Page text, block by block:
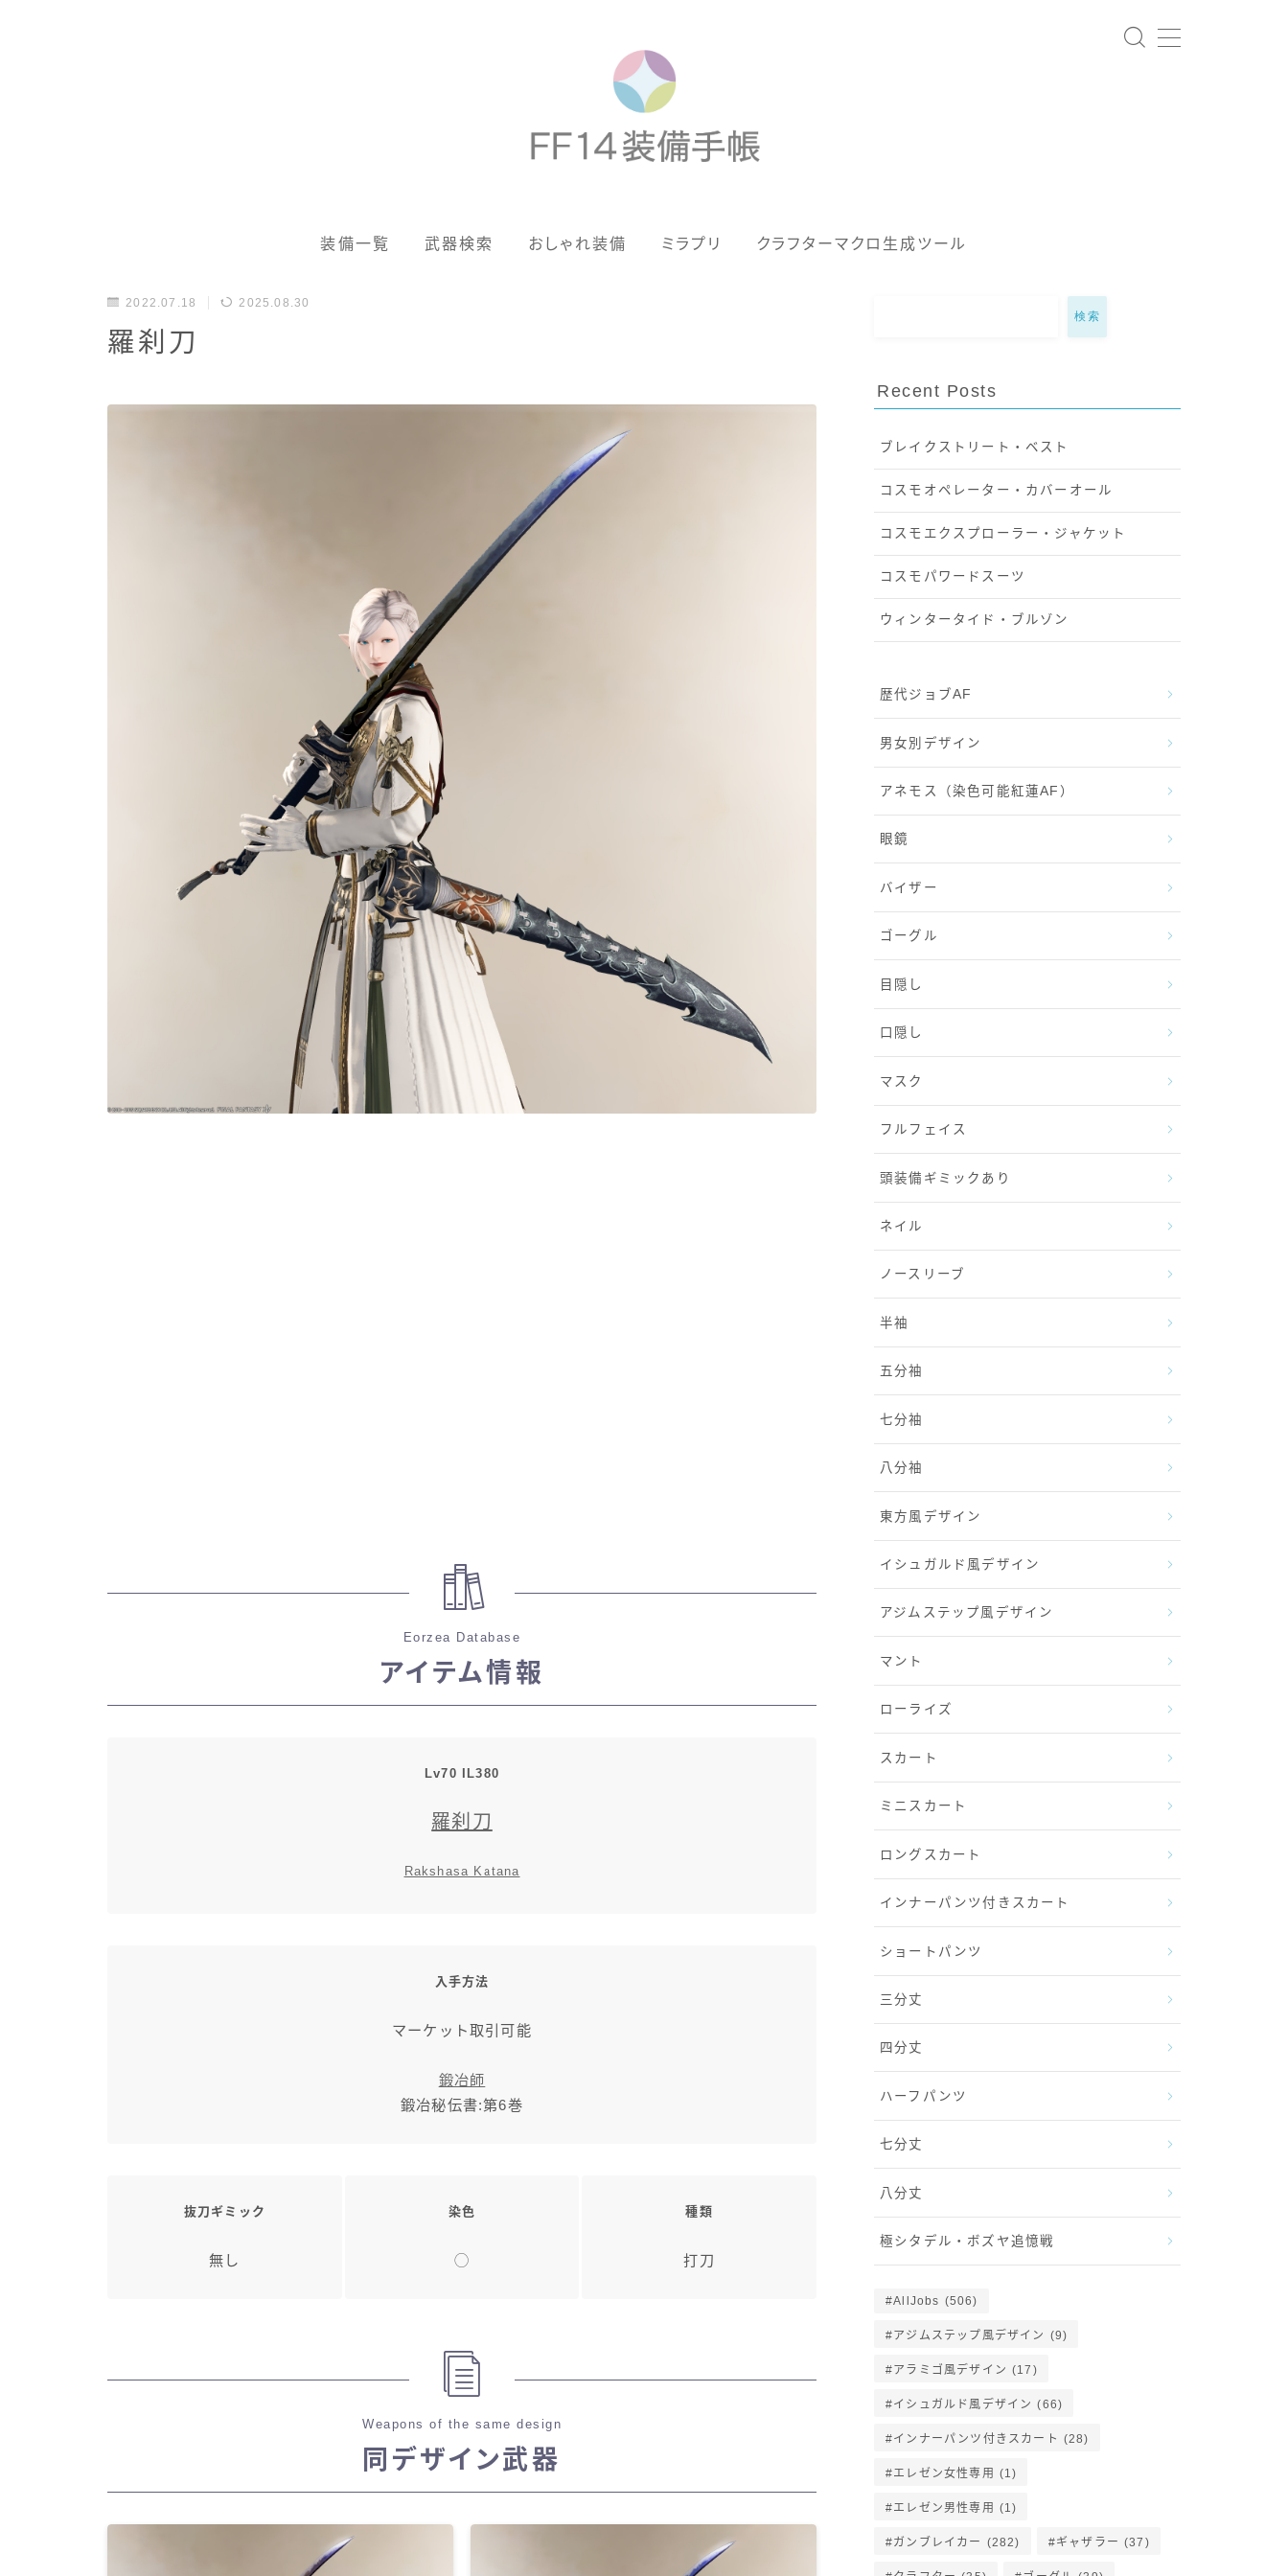
装備一覧 武器検索 おしゃれ装備 ミラプリ クラフターマクロ生成ツール
男女別デザイン
目隠し
半袖
七分袖
八分袖
ショートパンツ
極シタデル・ボズヤ追憶戦
2022.07.18 2025.08.30
羅刹刀
Eorzea Database
アイテム情報
Lv70 IL380
羅刹刀
Rakshasa Katana
入手方法
マーケット取引可能
鍛冶師
鍛冶秘伝書:第6巻
抜刀ギミック
無し
染色
◯
種類
打刀
Weapons of the same design
同デザイン武器
検索
Recent Posts
ブレイクストリート・ベスト
コスモオペレーター・カバーオール
コスモエクスプローラー・ジャケット
コスモパワードスーツ
ウィンタータイド・ブルゾン
歴代ジョブAF
男女別デザイン
アネモス（染色可能紅蓮AF）
眼鏡
バイザー
ゴーグル
目隠し
口隠し
マスク
フルフェイス
頭装備ギミックあり
ネイル
ノースリーブ
半袖
五分袖
七分袖
八分袖
東方風デザイン
イシュガルド風デザイン
アジムステップ風デザイン
マント
ローライズ
スカート
ミニスカート
ロングスカート
インナーパンツ付きスカート
ショートパンツ
三分丈
四分丈
ハーフパンツ
七分丈
八分丈
極シタデル・ボズヤ追憶戦
AllJobs (506)
アジムステップ風デザイン (9)
アラミゴ風デザイン (17)
イシュガルド風デザイン (66)
インナーパンツ付きスカート (28)
エレゼン女性専用 (1)
エレゼン男性専用 (1)
ガンブレイカー (282) ギャザラー (37)